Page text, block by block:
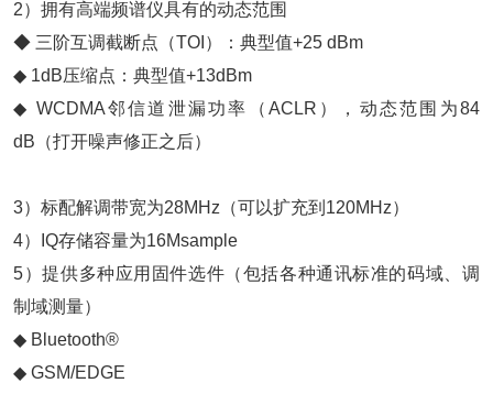
2）拥有高端频谱仪具有的动态范围
◆ 三阶互调截断点（TOI）：典型值+25 dBm
◆ 1dB压缩点：典型值+13dBm
◆ WCDMA邻信道泄漏功率（ACLR），动态范围为84
dB（打开噪声修正之后）
3）标配解调带宽为28MHz（可以扩充到120MHz）
4）IQ存储容量为16Msample
5）提供多种应用固件选件（包括各种通讯标准的码域、调
制域测量）
◆ Bluetooth®
◆ GSM/EDGE